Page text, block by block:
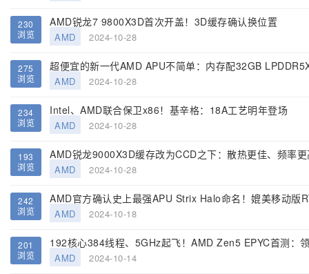
230
浏览
AMD锐龙7 9800X3D首次开盖！3D缓存确认换位置
AMD 2024-10-28
275
浏览
超便宜的新一代AMD APU不简单：内存配32GB
AMD 2024-10-28
234
浏览
Intel、AMD联合保卫x86！基辛格：18A工艺明年登场
AMD 2024-10-28
193
浏览
AMD锐龙9000X3D缓存改为CCD之下：散热更佳、频率
AMD 2024-10-28
242
浏览
AMD官方确认史上最强APU Strix Halo命名！媲美移动版
AMD 2024-10-18
201
浏览
192核心384线程、5GHz起飞！AMD Zen5 EPYC首测：
AMD 2024-10-14